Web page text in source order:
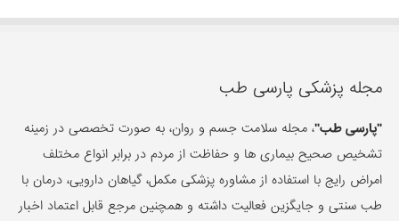
مجله پزشکی پارسی طب
"پارسی طب"، مجله سلامت جسم و روان، به صورت تخصصی در زمینه
تشخیص صحیح بیماری ها و حفاظت از مردم در برابر انواع مختلف
امراض رایج با استفاده از مشاوره پزشکی مکمل، گیاهان دارویی، درمان با
طب سنتی و جایگزین فعالیت داشته و همچنین مرجع قابل اعتماد اخبار